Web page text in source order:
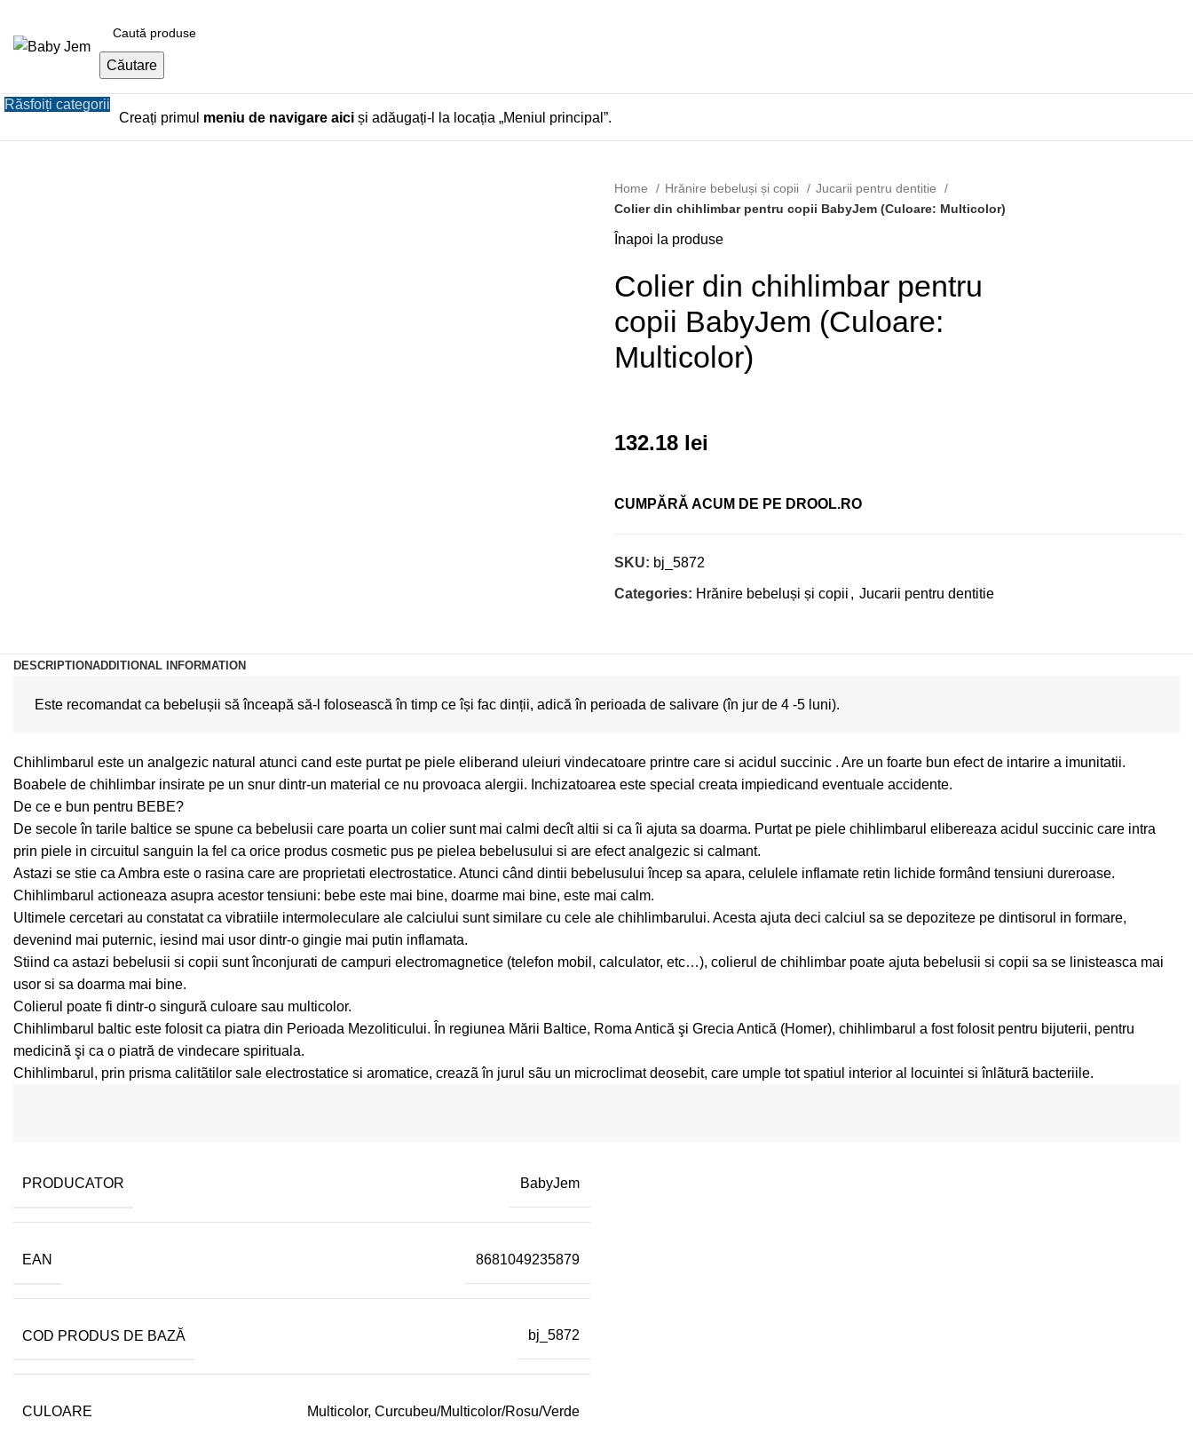
Căutare
Răsfoiți categorii
Creați primul meniu de navigare aici și adăugați-l la locația „Meniul principal”.
Home Hrănire bebeluși și copii
Jucarii pentru dentitie
Colier din chihlimbar pentru copii BabyJem (Culoare: Multicolor)
Înapoi la produse
Colier din chihlimbar pentru
copii BabyJem (Culoare:
Multicolor)
132.18 lei
CUMPĂRĂ ACUM DE PE DROOL.RO
SKU: bj_5872
Categories: Hrănire bebeluși și copii , Jucarii pentru dentitie
DESCRIPTIONADDITIONAL INFORMATION
Este recomandat ca bebelușii să înceapă să-l folosească în timp ce își fac dinții, adică în perioada de salivare (în jur de 4 -5 luni).
Chihlimbarul este un analgezic natural atunci cand este purtat pe piele eliberand uleiuri vindecatoare printre care si acidul succinic . Are un foarte bun efect de intarire a imunitatii.
Boabele de chihlimbar insirate pe un snur dintr-un material ce nu provoaca alergii. Inchizatoarea este special creata impiedicand eventuale accidente.
De ce e bun pentru BEBE?
De secole în tarile baltice se spune ca bebelusii care poarta un colier sunt mai calmi decît altii si ca îi ajuta sa doarma. Purtat pe piele chihlimbarul elibereaza acidul succinic care intra
prin piele in circuitul sanguin la fel ca orice produs cosmetic pus pe pielea bebelusului si are efect analgezic si calmant.
Astazi se stie ca Ambra este o rasina care are proprietati electrostatice. Atunci când dintii bebelusului încep sa apara, celulele inflamate retin lichide formând tensiuni dureroase.
Chihlimbarul actioneaza asupra acestor tensiuni: bebe este mai bine, doarme mai bine, este mai calm.
Ultimele cercetari au constatat ca vibratiile intermoleculare ale calciului sunt similare cu cele ale chihlimbarului. Acesta ajuta deci calciul sa se depoziteze pe dintisorul in formare,
devenind mai puternic, iesind mai usor dintr-o gingie mai putin inflamata.
Stiind ca astazi bebelusii si copii sunt înconjurati de campuri electromagnetice (telefon mobil, calculator, etc…), colierul de chihlimbar poate ajuta bebelusii si copii sa se linisteasca mai
usor si sa doarma mai bine.
Colierul poate fi dintr-o singură culoare sau multicolor.
Chihlimbarul baltic este folosit ca piatra din Perioada Mezoliticului. În regiunea Mării Baltice, Roma Antică şi Grecia Antică (Homer), chihlimbarul a fost folosit pentru bijuterii, pentru
medicină şi ca o piatră de vindecare spirituala.
Chihlimbarul, prin prisma calitãtilor sale electrostatice si aromatice, creazã în jurul sãu un microclimat deosebit, care umple tot spatiul interior al locuintei si înlãturã bacteriile.
PRODUCATOR BabyJem
EAN 8681049235879
COD PRODUS DE BAZĂ bj_5872
CULOARE Multicolor, Curcubeu/Multicolor/Rosu/Verde